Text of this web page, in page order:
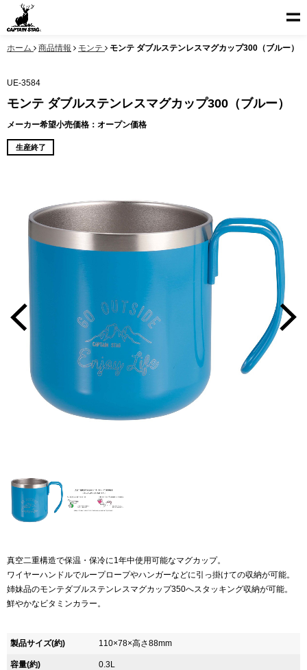
ホーム 商品情報 モンテ モンテ ダブルステンレスマグカップ300（ブルー）
UE-3584
モンテ ダブルステンレスマグカップ300（ブルー）
メーカー希望小売価格：オープン価格
生産終了
真空二重構造で保温・保冷に1年中使用可能なマグカップ。
ワイヤーハンドルでループロープやハンガーなどに引っ掛けての収納が可能。
姉妹品のモンテダブルステンレスマグカップ350へスタッキング収納が可能。
鮮やかなビタミンカラー。
製品サイズ(約) 110×78×高さ88mm
容量(約) 0.3L